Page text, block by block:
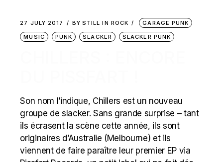
27 JULY 2017 BY STILL IN ROCK
GARAGE PUNK
MUSIC
PUNK SLACKER SLACKER PUNK
Son nom l’indique, Chillers est un nouveau
groupe de slacker. Sans grande surprise – tant
ils écrasent la scène cette année, ils sont
originaires d’Australie (Melbourne) et ils
viennent de faire paraître leur premier EP via